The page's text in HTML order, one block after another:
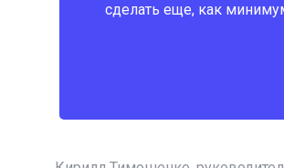
сделать еще, как